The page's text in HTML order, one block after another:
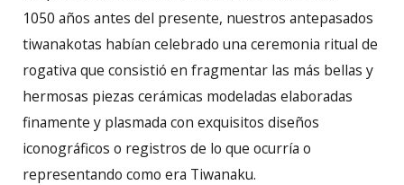
1050 años antes del presente, nuestros antepasados
tiwanakotas habían celebrado una ceremonia ritual de
rogativa que consistió en fragmentar las más bellas y
hermosas piezas cerámicas modeladas elaboradas
finamente y plasmada con exquisitos diseños
iconográficos o registros de lo que ocurría o
representando como era Tiwanaku.